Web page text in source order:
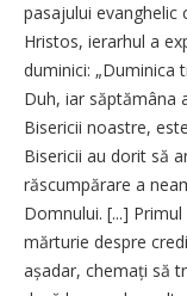
pasajului evanghelic
Hristos, ierarhul a
duminici: „Duminica
Duh, iar săptămâna
Bisericii noastre,
Bisericii au dorit să
răscumpărare a
Domnului. [...]
mărturie despre
așadar, chemați să